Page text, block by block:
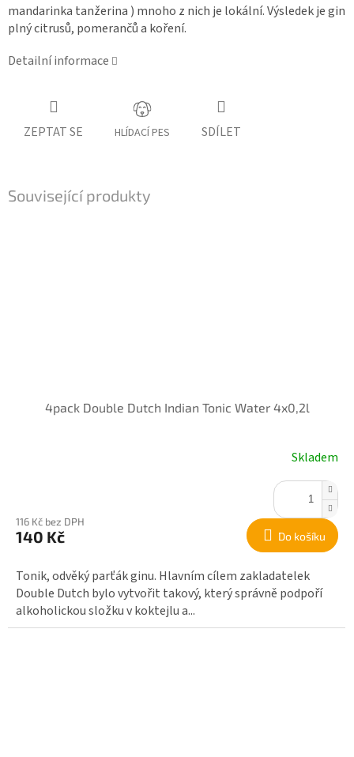
mandarinka tanžerina ) mnoho z nich je lokální. Výsledek je gin
plný citrusů, pomerančů a koření.
Detailní informace
ZEPTAT SE HLÍDACÍ PES SDÍLET
Související produkty
4pack Double Dutch Indian Tonic Water 4x0,2l
Skladem
116 Kč bez DPH
140 Kč Do košíku
Tonik, odvěký parťák ginu. Hlavním cílem zakladatelek
Double Dutch bylo vytvořit takový, který správně podpoří
alkoholickou složku v koktejlu a...